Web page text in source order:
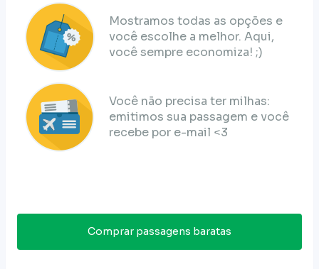
Mostramos todas as opções e
você escolhe a melhor. Aqui,
você sempre economiza! ;)
Você não precisa ter milhas:
emitimos sua passagem e você
recebe por e-mail <3
Comprar passagens baratas